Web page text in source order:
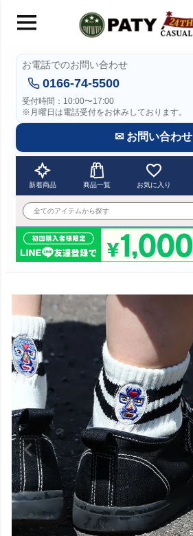
お電話でのお問い合わせ
0166-74-5500
受付時間：10:00〜17:00
※月曜日は電話受付をお休みしております。
✉ お問い合わせ
新着商品 商品一覧 お気に入り